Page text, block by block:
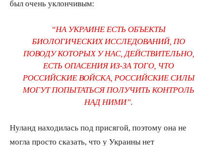
был очень уклончивым:
“НА УКРАИНЕ ЕСТЬ ОБЪЕКТЫ
БИОЛОГИЧЕСКИХ ИССЛЕДОВАНИЙ, ПО
ПОВОДУ КОТОРЫХ У НАС, ДЕЙСТВИТЕЛЬНО,
ЕСТЬ ОПАСЕНИЯ ИЗ-ЗА ТОГО, ЧТО
РОССИЙСКИЕ ВОЙСКА, РОССИЙСКИЕ СИЛЫ
МОГУТ ПОПЫТАТЬСЯ ПОЛУЧИТЬ КОНТРОЛЬ
НАД НИМИ”.
Нуланд находилась под присягой, поэтому она не
могла просто сказать, что у Украины нет